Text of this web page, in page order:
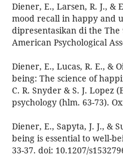
Diener, E., Larsen, R. J., &
mood recall in happy and
dipresentasikan di the
American Psychological
Diener, E., Lucas, R. E., &
being: The science of
C. R. Snyder & S. J. Lopez
psychology (hlm. 63-73).
Diener, E., Sapyta, J. J., &
being is essential to well-
33-37. doi: 10.1207/